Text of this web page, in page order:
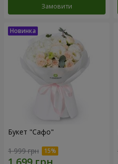
Замовити
Букет "Сафо"
1 999 грн